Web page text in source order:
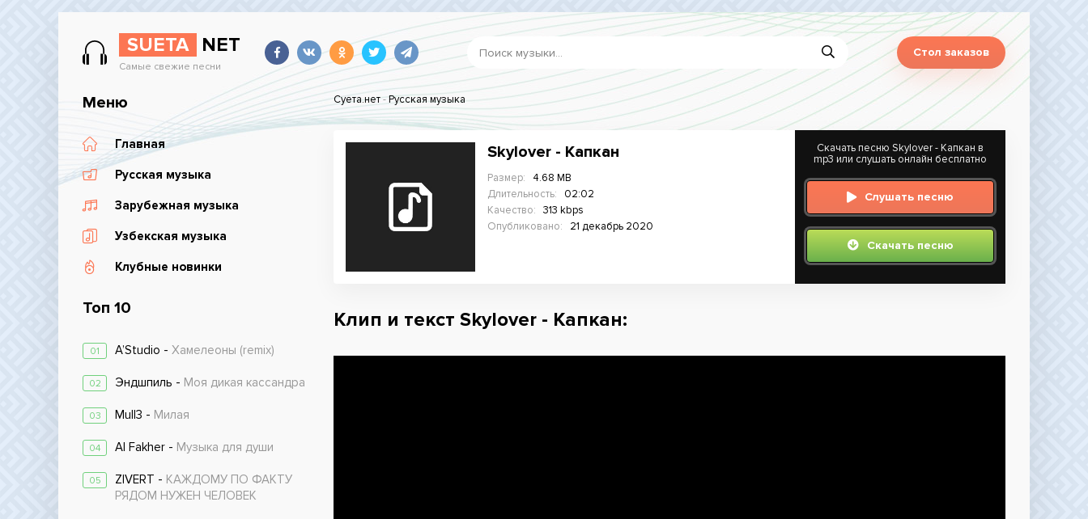
SUETA NET
Самые свежие песни
Стол заказов
Меню
Главная
Русская музыка
Зарубежная музыка
Узбекская музыка
Клубные новинки
Топ 10
01 A’Studio - Хамелеоны (remix)
02 Эндшпиль - Моя дикая кассандра
03 Mull3 - Милая
04 Al Fakher - Музыка для души
05 ZIVERT - КАЖДОМУ ПО ФАКТУ
РЯДОМ НУЖЕН ЧЕЛОВЕК
Суета.нет-Русская музыка
Skylover - Капкан
Размер:
4.68 MB
Длительность:
02:02
Качество:
313 kbps
Опубликовано:
21 декабрь 2020
Скачать песню Skylover - Капкан в
mp3 или слушать онлайн бесплатно
Слушать песню
Скачать песню
Клип и текст Skylover - Капкан: